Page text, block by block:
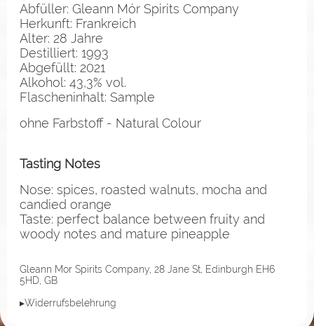
Abfüller: Gleann Mór Spirits Company
Herkunft: Frankreich
Alter: 28 Jahre
Destilliert: 1993
Abgefüllt: 2021
Alkohol: 43,3% vol.
Flascheninhalt: Sample
ohne Farbstoff - Natural Colour
Tasting Notes
Nose: spices, roasted walnuts, mocha and
candied orange
Taste: perfect balance between fruity and
woody notes and mature pineapple
Gleann Mor Spirits Company, 28 Jane St, Edinburgh EH6
5HD, GB
▸Widerrufsbelehrung